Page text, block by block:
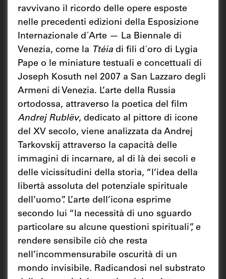
ravvivano il ricordo delle opere esposte
nelle prece­denti edizioni della Esposizione
Internazionale d´Arte — La Biennale di
Venezia, come la Ttéia di fili d´oro di Lygia
Pape o le miniature testuali e concettuali di
Joseph Kosuth nel 2007 a San Lazzaro degli
Armeni di Venezia. L’arte della Russia
ortodossa, attraverso la poetica del film
Andrej Rublëv, dedicato al pittore di icone
del XV secolo, viene analizzata da Andrej
Tarkovskij attraverso la capacità delle
immagini di incarnare, al di là dei secoli e
delle vicis­situdini della storia, “l’idea della
libertà assoluta del potenziale spirituale
dell’uomo”. L’arte dell’icona esprime
secondo lui “la necessità di uno sguardo
particolare su alcune questioni spirituali”, e
rendere sensibile ciò che resta
nell’incommensurabile oscurità di un
mondo invisibile. Radicandosi nel substrato